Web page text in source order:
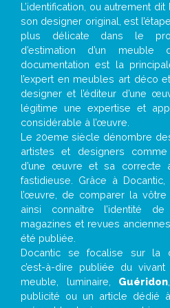
L’identification, ou autrement
son designer original, est
plus délicate dans le
d’estimation d’un
documentation est la
l’expert en meubles art déco
designer et l’éditeur d’une
légitime une expertise et
considérable à l’œuvre.
Le 20eme siècle dénombre
artistes et designers comme
d’une œuvre et sa correcte
fastidieuse. Grâce à
l’œuvre, de comparer la
ainsi connaître l’identité
magazines et revues
été publiée.
Docantic se focalise sur la
c’est-à-dire publiée du
meuble, luminaire, Guéridon
publicité ou un article dédié